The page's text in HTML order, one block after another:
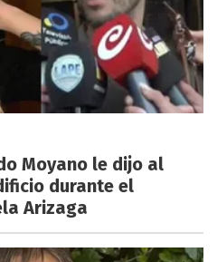
Moyano le dijo al
durante el
Arizaga